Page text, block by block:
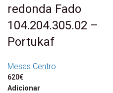
redonda Fado
104.204.305.02 –
Portukaf
Mesas Centro
620€
Adicionar